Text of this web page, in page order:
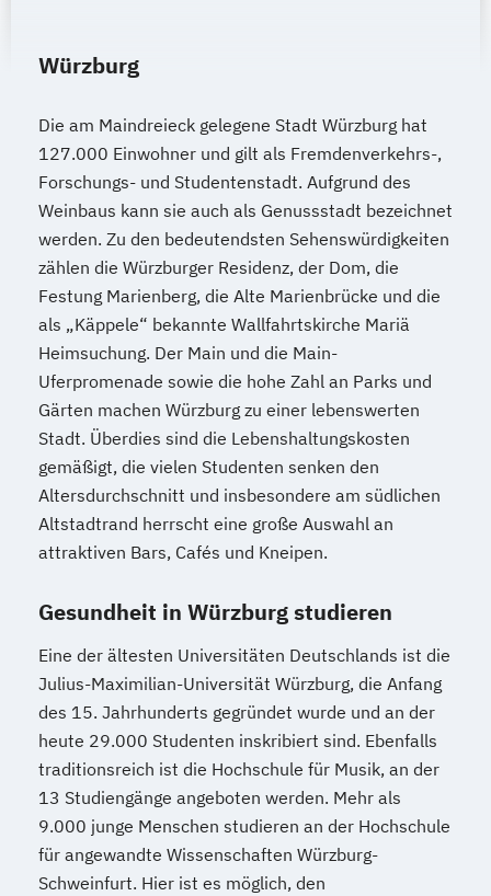
Ketogene Ernährung
Krankheitsbilder im Gesundheitssport
Life Coach
Spiroergometrie im Gesundheitssport
Sportmentaltrainer Sporttherapeut
Stress- und Burnout-Coach
Wellness- und Spa-Management
Würzburg
Die am Maindreieck gelegene Stadt Würzburg hat
127.000 Einwohner und gilt als Fremdenverkehrs-,
Forschungs- und Studentenstadt. Aufgrund des
Weinbaus kann sie auch als Genussstadt bezeichnet
werden. Zu den bedeutendsten Sehenswürdigkeiten
zählen die Würzburger Residenz, der Dom, die
Festung Marienberg, die Alte Marienbrücke und die
als „Käppele“ bekannte Wallfahrtskirche Mariä
Heimsuchung. Der Main und die Main-
Uferpromenade sowie die hohe Zahl an Parks und
Gärten machen Würzburg zu einer lebenswerten
Stadt. Überdies sind die Lebenshaltungskosten
gemäßigt, die vielen Studenten senken den
Altersdurchschnitt und insbesondere am südlichen
Altstadtrand herrscht eine große Auswahl an
attraktiven Bars, Cafés und Kneipen.
Gesundheit in Würzburg studieren
Eine der ältesten Universitäten Deutschlands ist die
Julius-Maximilian-Universität Würzburg, die Anfang
des 15. Jahrhunderts gegründet wurde und an der
heute 29.000 Studenten inskribiert sind. Ebenfalls
traditionsreich ist die Hochschule für Musik, an der
13 Studiengänge angeboten werden. Mehr als
9.000 junge Menschen studieren an der Hochschule
für angewandte Wissenschaften Würzburg-
Schweinfurt. Hier ist es möglich, den